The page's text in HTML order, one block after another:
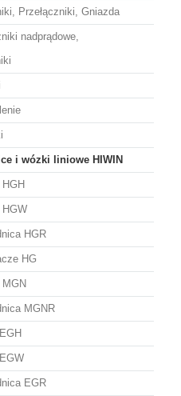
Przełączniki, Gniazda
nadprądowe,
i wózki liniowe HIWIN
HGR
HG
MGNR
EGR